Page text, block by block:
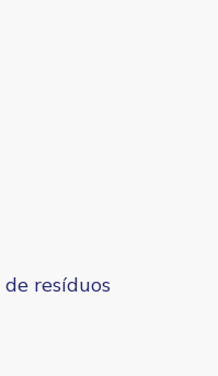
resíduos